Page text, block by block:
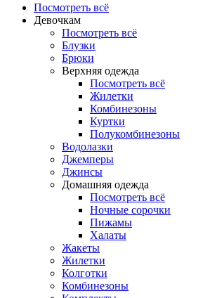
Посмотреть всё
Девочкам
Посмотреть всё
Блузки
Брюки
Верхняя одежда
Посмотреть всё
Жилетки
Комбинезоны
Куртки
Полукомбинезоны
Водолазки
Джемперы
Джинсы
Домашняя одежда
Посмотреть всё
Ночные сорочки
Пижамы
Халаты
Жакеты
Жилетки
Колготки
Комбинезоны